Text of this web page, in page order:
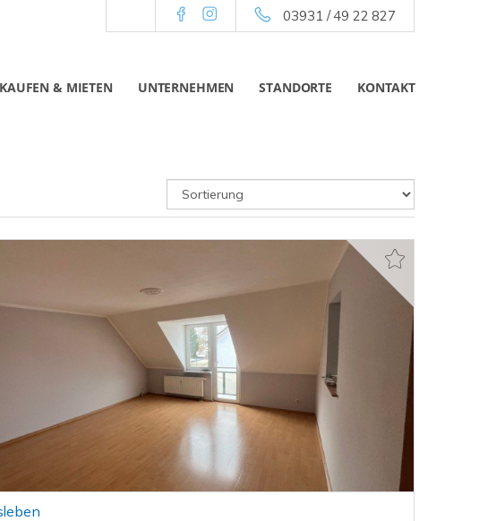
03931 / 49 22 827
KAUFEN & MIETEN UNTERNEHMEN STANDORTE KONTAKT